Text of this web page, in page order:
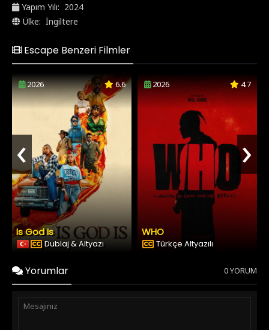
Yapım Yılı: 2024
Ülke: İngiltere
Escape Benzeri Filmler
2026 6.6
Is God Is
Dublaj & Altyazı
2026 4.7
WHO
Türkçe Altyazılı
‹ ›
Yorumlar 0 YORUM